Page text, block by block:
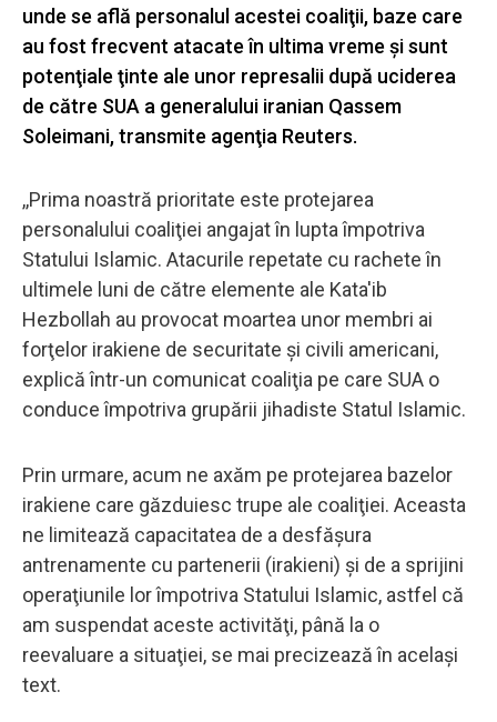
unde se află personalul acestei coaliţii, baze care
au fost frecvent atacate în ultima vreme şi sunt
potenţiale ţinte ale unor represalii după uciderea
de către SUA a generalului iranian Qassem
Soleimani, transmite agenţia Reuters.
,,Prima noastră prioritate este protejarea
personalului coaliţiei angajat în lupta împotriva
Statului Islamic. Atacurile repetate cu rachete în
ultimele luni de către elemente ale Kata'ib
Hezbollah au provocat moartea unor membri ai
forţelor irakiene de securitate şi civili americani,
explică într-un comunicat coaliţia pe care SUA o
conduce împotriva grupării jihadiste Statul Islamic.
Prin urmare, acum ne axăm pe protejarea bazelor
irakiene care găzduiesc trupe ale coaliţiei. Aceasta
ne limitează capacitatea de a desfăşura
antrenamente cu partenerii (irakieni) şi de a sprijini
operaţiunile lor împotriva Statului Islamic, astfel că
am suspendat aceste activităţi, până la o
reevaluare a situaţiei, se mai precizează în acelaşi
text.